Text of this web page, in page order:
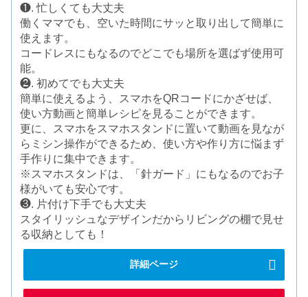
❶. 忙しくても大丈夫
働くママでも、空いた時間にサッと取り出して簡単に
使えます。
コードレスにもなるのでどこでも場所を選ばず使用可
能。
❷. 初めてでも大丈夫
簡単に使えるよう、スマホをQRコードにかざせば、
使い方動画と簡単レシピを見ることができます。
更に、スマホをスマホスタンドに置いて動画を見なが
らミシン操作ができるため、使い方や作り方に悩まず
手作りに集中できます。
※スマホスタンドは、「針ガード」にもなるのでお子
様がいても安心です。
❸. 片付け下手でも大丈夫
スタイリッシュなデザインだからリビングの棚で見せ
る収納としても！
詳細ページ